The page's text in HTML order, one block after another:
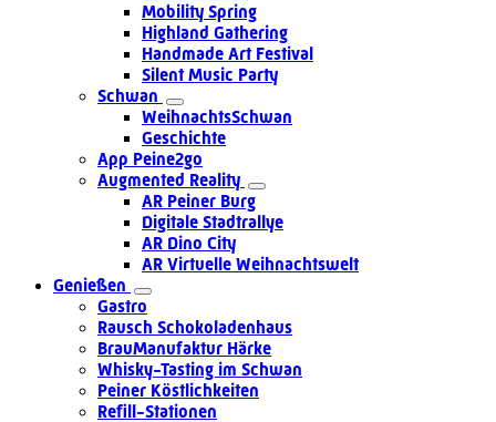
Mobility Spring
Highland Gathering
Handmade Art Festival
Silent Music Party
Schwan
WeihnachtsSchwan
Geschichte
App Peine2go
Augmented Reality
AR Peiner Burg
Digitale Stadtrallye
AR Dino City
AR Virtuelle Weihnachtswelt
Genießen
Gastro
Rausch Schokoladenhaus
BrauManufaktur Härke
Whisky-Tasting im Schwan
Peiner Köstlichkeiten
Refill-Stationen